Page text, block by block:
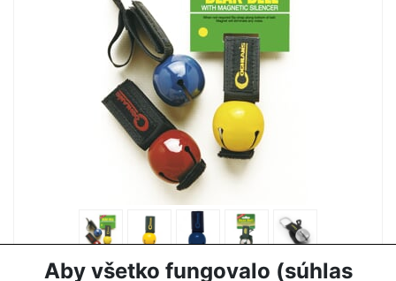
Aby všetko fungovalo (súhlas
ZVONČEK NA MEDVEDE COGHLANS